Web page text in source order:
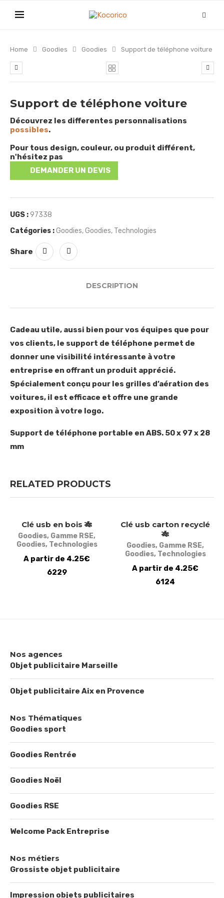
Home Goodies Goodies Support de téléphone voiture
Support de téléphone voiture
Découvrez les differentes personnalisations
possibles.
Pour tous design, couleur, ou produit différent,
n'hésitez pas
DEMANDER UN DEVIS
UGS :97338
Catégories :Goodies,Goodies, Technologies
Share
DESCRIPTION
Cadeau utile, aussi bien pour vos équipes que pour
vos clients, le support de téléphone permet de
donner une visibilité intéressante à votre
entreprise en offrant un produit apprécié.
Spécialement conçu pour les grilles d’aération des
voitures, il est efficace et offre une grande
exposition à votre logo.
Support de téléphone portable en ABS. 50 x 97 x 28
mm
RELATED PRODUCTS
Clé usb en bois 🎋
Goodies, Gamme RSE,
Goodies, Technologies
A partir de 4.25€
6229
Clé usb carton recyclé
🎋
Goodies, Gamme RSE,
Goodies, Technologies
A partir de 4.25€
6124
Nos agences
Objet publicitaire Marseille
Objet publicitaire Aix en Provence
Nos Thématiques
Goodies sport
Goodies Rentrée
Goodies Noël
Goodies RSE
Welcome Pack Entreprise
Nos métiers
Grossiste objet publicitaire
Impression objets publicitaires